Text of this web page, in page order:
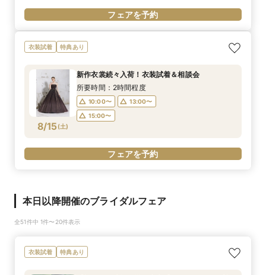
フェアを予約
衣装試着 特典あり
8/15(土)
新作衣裳続々入荷！衣装試着＆相談会
所要時間：2時間程度
10:00〜
13:00〜
15:00〜
フェアを予約
本日以降開催のブライダルフェア
全51件中 1件〜20件表示
衣装試着 特典あり